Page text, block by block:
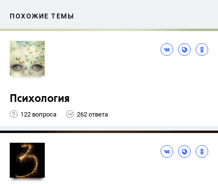
ПОХОЖИЕ ТЕМЫ
Психология
122 вопроса 262 ответа